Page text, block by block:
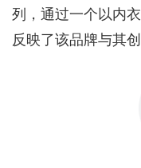
列，通过一个以内
反映了该品牌与其